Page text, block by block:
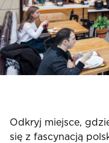
Odkryj miejsce,
się z fascynacją